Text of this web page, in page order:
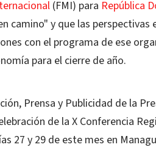
(FMI) para República
camino" y que las perspectivas
con el programa de ese
para el cierre de año.
Prensa y Publicidad de la
de la X Conferencia
27 y 29 de este mes en